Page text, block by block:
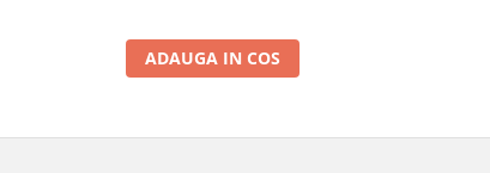
ADAUGA IN COS